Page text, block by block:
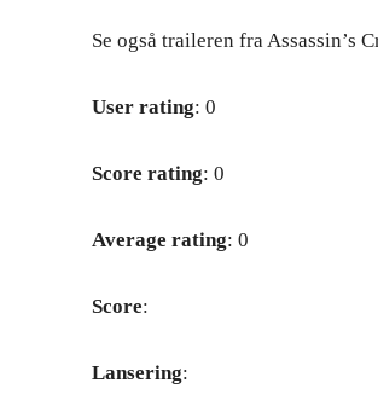
Se også traileren fra Assassin’s
User rating: 0
Score rating: 0
Average rating: 0
Score:
Lansering: